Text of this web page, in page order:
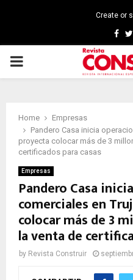
Create or
PRIMARY
Home
Empresas
Pandero Casa inicia
proyecta colocar más de 3
certificados para casas
Empresas
Pandero Casa
comerciales en
colocar más de 3
la venta de
by Revista Construir